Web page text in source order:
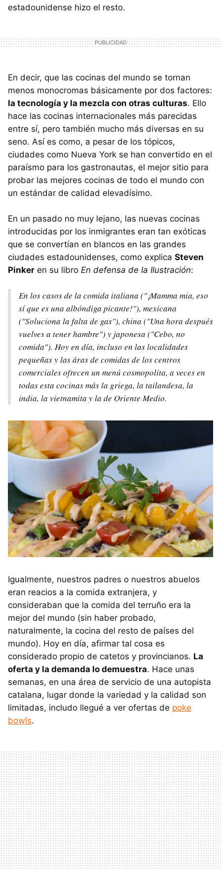
estadounidense hizo el resto.
En decir, que las cocinas del mundo se tornan
menos monocromas básicamente por dos factores:
la tecnología y la mezcla con otras culturas. Ello
hace las cocinas internacionales más parecidas
entre sí, pero también mucho más diversas en su
seno. Así es como, a pesar de los tópicos,
ciudades como Nueva York se han convertido en el
paraísmo para los gastronautas, el mejor sitio para
probar las mejores cocinas de todo el mundo con
un estándar de calidad elevadísimo.
En un pasado no muy lejano, las nuevas cocinas
introducidas por los inmigrantes eran tan exóticas
que se convertían en blancos en las grandes
ciudades estadounidenses, como explica Steven
Pinker en su libro En defensa de la Ilustración:
En los casos de la comida italiana ("¡Mamma mia, eso
sí que es una albóndiga picante!"), mexicana
("Soluciona la falta de gas"), china ("Una hora después
vuelves a tener hambre") y japonesa ("Cebo, no
comida"). Hoy en día, incluso en las localidades
pequeñas y las áras de comidas de los centros
comerciales ofrecen un menú cosmopolita, a veces en
todas esta cocinas más la griega, la tailandesa, la
india, la vietnamita y la de Oriente Medio.
Igualmente, nuestros padres o nuestros abuelos
eran reacios a la comida extranjera, y
consideraban que la comida del terruño era la
mejor del mundo (sin haber probado,
naturalmente, la cocina del resto de países del
mundo). Hoy en día, afirmar tal cosa es
considerado propio de catetos y provincianos. La
oferta y la demanda lo demuestra. Hace unas
semanas, en una área de servicio de una autopista
catalana, lugar donde la variedad y la calidad son
limitadas, includo llegué a ver ofertas de poke
bowls.